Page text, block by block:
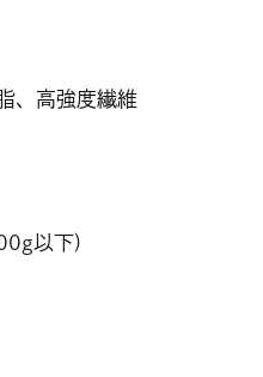
、高強度繊維
以下)